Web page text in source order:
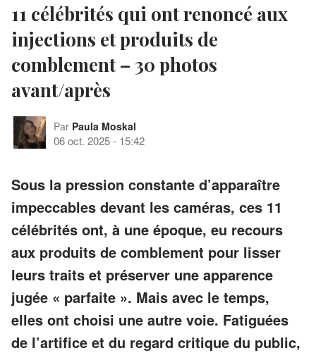
11 célébrités qui ont renoncé aux
injections et produits de
comblement – 30 photos
avant/après
Par Paula Moskal
06 oct. 2025- 15:42
Sous la pression constante d’apparaître
impeccables devant les caméras, ces 11
célébrités ont, à une époque, eu recours
aux produits de comblement pour lisser
leurs traits et préserver une apparence
jugée « parfaite ». Mais avec le temps,
elles ont choisi une autre voie. Fatiguées
de l’artifice et du regard critique du public,